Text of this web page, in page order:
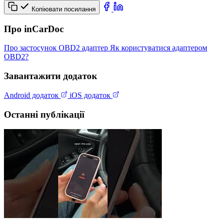
Копіювати посилання
Про inCarDoc
Про застосунок OBD2 адаптер Як користуватися адаптером
OBD2?
Завантажити додаток
Android додаток iOS додаток
Останні публікації